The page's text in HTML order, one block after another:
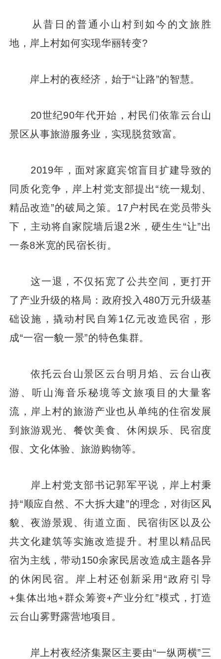
从昔日的普通小山村到如今的文旅胜
地，岸上村如何实现华丽转变?
岸上村的夜经济，始于“让路”的智慧。
20世纪90年代开始，村民们依靠云台山
景区从事旅游服务业，实现脱贫致富。
2019年，面对家庭宾馆盲目扩建导致的
同质化竞争，岸上村党支部提出“统一规划、
精品改造”的破局之策。17户村民在党员带头
下，主动将自家院墙后退2米，硬生生“让”出
一条8米宽的民宿长街。
这一退，不仅拓宽了公共空间，更打开
了产业升级的格局：政府投入480万元升级基
础设施，撬动村民自筹1亿元改造民宿，形
成“一宿一貌一景”的特色集群。
依托云台山景区云台明月焰、云台山夜
游、听山海音乐秘境等文旅项目的大量客
流，岸上村的旅游产业也从单纯的住宿发展
到旅游观光、餐饮美食、休闲娱乐、民宿度
假、文化体验、旅游购物等。
岸上村党支部书记郭军平说，岸上村秉
持“顺应自然、不大拆大建”的理念，对街区风
貌、夜游景观、街道立面、民宿街区以及公
共文化建筑等实施改造提升。村里以精品民
宿为主线，带动150余家民居改造成主题各异
的休闲民宿。岸上村还创新采用“政府引导
+集体出地+群众筹资+产业分红”模式，打造
云台山雾野露营地项目。
岸上村夜经济集聚区主要由“一纵两横”三